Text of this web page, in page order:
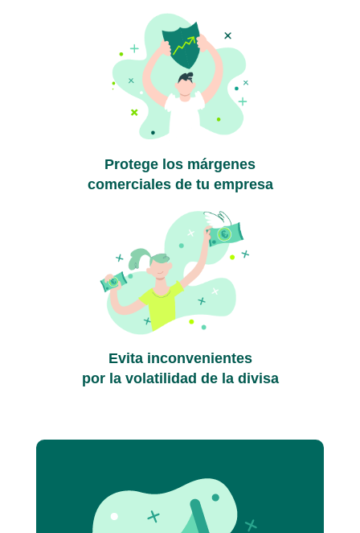
Protege los márgenes
comerciales de tu empresa
Evita inconvenientes
por la volatilidad de la divisa